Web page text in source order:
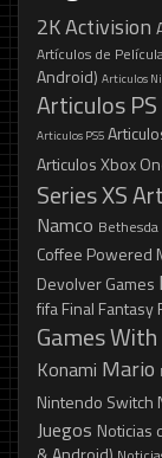
2KActivision
Artículos de
Android) Articulos
Articulos
Articulos PS5
Articulos Xbox
Series XS
Namco Bethesda
Coffee Powered
Devolver Games
fifaFinal Fantasy
Games
Konami Mario
Nintendo Switch
Juegos Noticias